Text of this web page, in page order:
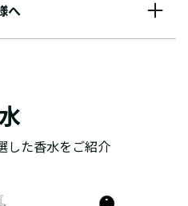
へ
した香水をご紹介